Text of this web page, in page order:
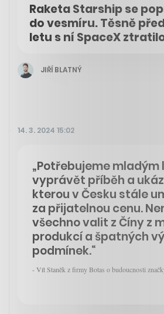
Raketa Starship se
do vesmíru. Těsně
letu s ní SpaceX
JIŘÍ BLATNÝ
14. 3. 2024 15:02
„Potřebujeme mladým
vyprávět příběh a
kterou v Česku stále
za přijatelnou cenu.
všechno valit z Číny z
produkcí a špatných
podmínek.“
- Vít Staněk z firmy Botas o budoucnosti